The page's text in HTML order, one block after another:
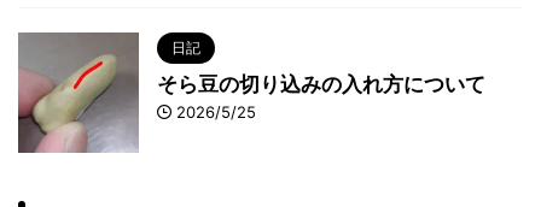
日記
そら豆の切り込みの入れ方について
2026/5/25